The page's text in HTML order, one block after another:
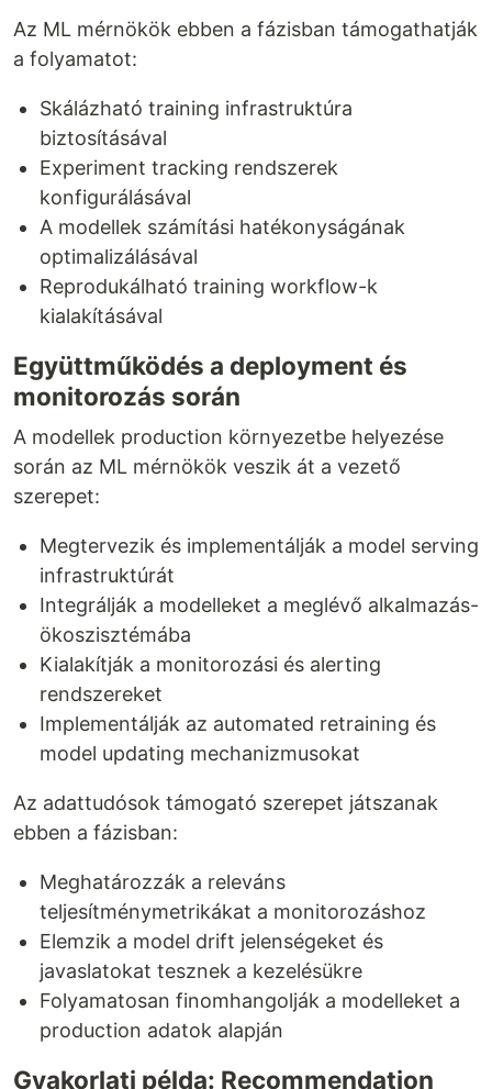
Az ML mérnökök ebben a fázisban támogathatják
a folyamatot:
Skálázható training infrastruktúra
biztosításával
Experiment tracking rendszerek
konfigurálásával
A modellek számítási hatékonyságának
optimalizálásával
Reprodukálható training workflow-k
kialakításával
Együttműködés a deployment és
monitorozás során
A modellek production környezetbe helyezése
során az ML mérnökök veszik át a vezető
szerepet:
Megtervezik és implementálják a model serving
infrastruktúrát
Integrálják a modelleket a meglévő alkalmazás-
ökoszisztémába
Kialakítják a monitorozási és alerting
rendszereket
Implementálják az automated retraining és
model updating mechanizmusokat
Az adattudósok támogató szerepet játszanak
ebben a fázisban:
Meghatározzák a releváns
teljesítménymetrikákat a monitorozáshoz
Elemzik a model drift jelenségeket és
javaslatokat tesznek a kezelésükre
Folyamatosan finomhangolják a modelleket a
production adatok alapján
Gyakorlati példa: Recommendation